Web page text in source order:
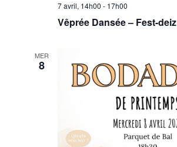
7 avril, 14h00 - 17h00
Vêprée Dansée – Fest-deiz
MER
8